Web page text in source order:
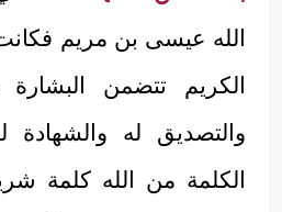
الله عيسى بن مريم فكانت
الكريم تتضمن
والتصديق له والشهادة
الكلمة من الله كلمة